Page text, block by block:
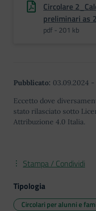
Circolare
preliminari as
pdf - 201 kb
Pubblicato: 03.09.2024 -
Eccetto dove
stato rilasciato sotto
Attribuzione 4.0 Italia.
Stampa / Condividi
Tipologia
Circolari per alunni e